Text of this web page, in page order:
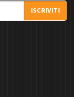
ISCRIVITI